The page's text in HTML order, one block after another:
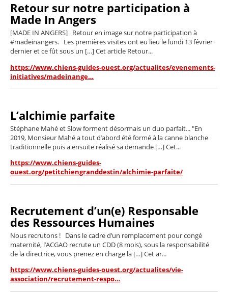
Retour sur notre participation à
Made In Angers
[MADE IN ANGERS] Retour en image sur notre participation à
#madeinangers. Les premières visites ont eu lieu le lundi 13 février
dernier et ce fût sous un […] Cet article Retour...
https://www.chiens-guides-ouest.org/actualites/evenements-
initiatives/madeinange…
L’alchimie parfaite
Stéphane Mahé et Slow forment désormais un duo parfait... "En
2019, Monsieur Mahé a tout d’abord été formé à la canne blanche
traditionnelle puis a ensuite réalisé sa demande […] Cet...
https://www.chiens-guides-
ouest.org/petitchiengranddestin/alchimie-parfaite/
Recrutement d’un(e) Responsable
des Ressources Humaines
Nous recrutons ! Dans le cadre d’un remplacement pour congé
maternité, l’ACGAO recrute un CDD (8 mois), sous la responsabilité
de la directrice, vous prenez en charge la […] Cet ar...
https://www.chiens-guides-ouest.org/actualites/vie-
association/recrutement-respo…